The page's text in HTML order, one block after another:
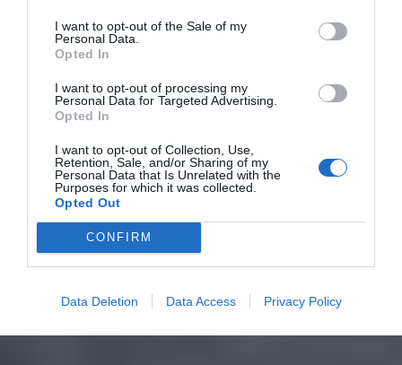
I want to opt-out of the Sale of my
Personal Data.
Opted In
I want to opt-out of processing my
Personal Data for Targeted Advertising.
Opted In
I want to opt-out of Collection, Use,
Retention, Sale, and/or Sharing of my
Personal Data that Is Unrelated with the
Purposes for which it was collected.
Opted Out
CONFIRM
Data Deletion Data Access Privacy Policy